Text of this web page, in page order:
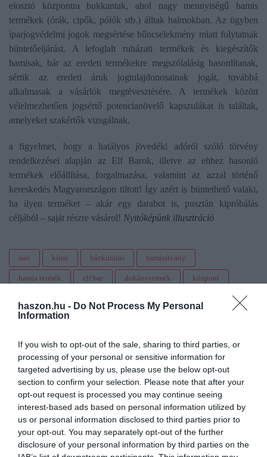
haszon.hu - Do Not Process My Personal
Information
If you wish to opt-out of the sale, sharing to third parties, or
processing of your personal or sensitive information for
targeted advertising by us, please use the below opt-out
section to confirm your selection. Please note that after your
opt-out request is processed you may continue seeing
interest-based ads based on personal information utilized by
us or personal information disclosed to third parties prior to
your opt-out. You may separately opt-out of the further
disclosure of your personal information by third parties on the
elosztó központra bukkantak, ahol nagy mennyiségű hamis
termékek (órák, cipők, pólók stb.) álltak halmokban. Az ügyben
iparjogvédelmi jogok megsértése bűncselekmény miatt folytatnak
büntetőeljárást. A lefoglalt ruházati termékek és kiegészítők
hamisak, bár az eredeti termékekre megszólalásig hasonlítanak,
sértik az eredeti áruk jogtulajdonosainak jogát, továbbá
alkalmasak a vásárlók megtévesztésére. A termékek között
vélelmezhetően jogsértő potencianövelő kapszulákat is találtak,
amelyeket szakértők vizsgálnak.
a figyelmet, hogy a hatályos jövedéki adóról szóló törvény
rendelkezései alapján az Elf Barok, illetve az ehhez hasonló
termékek előállítása, forgalmazása, valamint az azzal történő
kereskedés Magyarországon tiltott! Így azért is büntethető valaki,
ha ilyen terméket – akár egy darabot is, pusztán kipróbálás
céljából – saját részre vásárol! Nyitóképünk illusztráció
nav kínai házkutatás hamisítvány
hamis termék elf bar dohánytermék központ